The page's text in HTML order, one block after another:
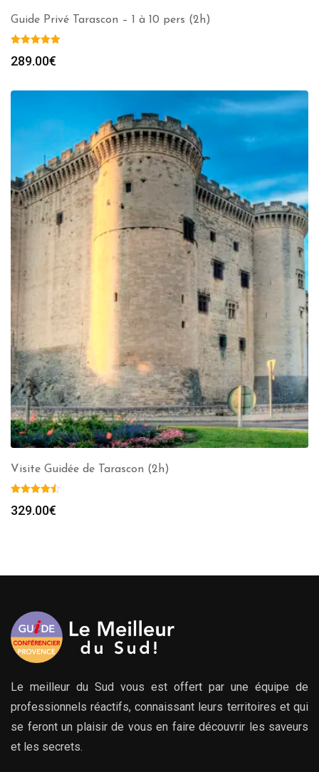
Guide Privé Tarascon – 1 à 10 pers (2h)
289.00€
Visite Guidée de Tarascon (2h)
329.00€
Le meilleur du Sud vous est offert par une équipe de
professionnels réactifs, connaissant leurs territoires et qui
se feront un plaisir de vous en faire découvrir les saveurs
et les secrets.